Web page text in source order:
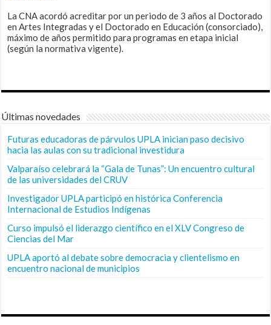
La CNA acordó acreditar por un periodo de 3 años al Doctorado
en Artes Integradas y el Doctorado en Educación (consorciado),
máximo de años permitido para programas en etapa inicial
(según la normativa vigente).
Últimas novedades
Futuras educadoras de párvulos UPLA inician paso decisivo
hacia las aulas con su tradicional investidura
Valparaíso celebrará la “Gala de Tunas”: Un encuentro cultural
de las universidades del CRUV
Investigador UPLA participó en histórica Conferencia
Internacional de Estudios Indígenas
Curso impulsó el liderazgo científico en el XLV Congreso de
Ciencias del Mar
UPLA aportó al debate sobre democracia y clientelismo en
encuentro nacional de municipios